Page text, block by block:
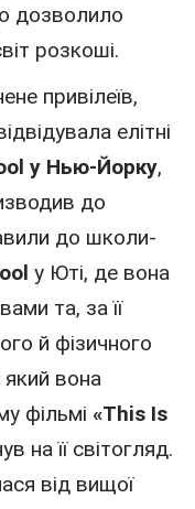
дозволило
розкоші.
привілеїв,
елітні
у Нью-Йорку,
до
до школи-
у Юті, де вона
та, за її
й фізичного
вона
фільмі «This Is
на її світогляд.
від вищої